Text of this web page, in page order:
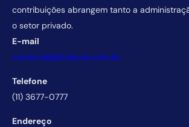
contribuições abrangem tanto a
o setor privado.
E-mail
comercial@licitacao.com.br
Telefone
(11) 3677-0777
Endereço